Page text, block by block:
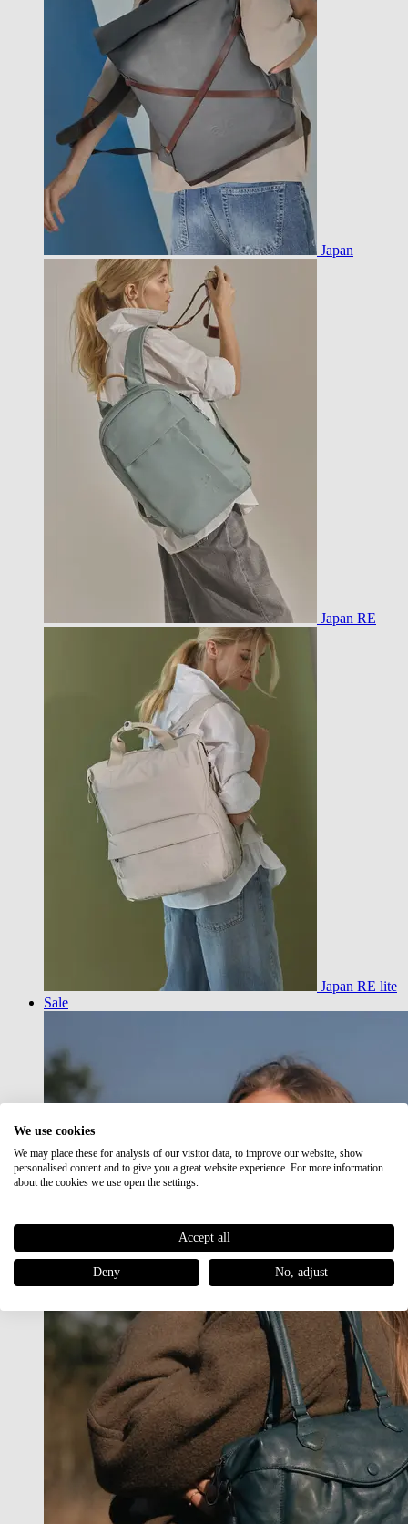
Japan
Japan RE
Japan RE lite
Sale
We use cookies
We may place these for analysis of our visitor data, to improve our website, show
personalised content and to give you a great website experience. For more information
about the cookies we use open the settings.
Accept all
Deny No, adjust